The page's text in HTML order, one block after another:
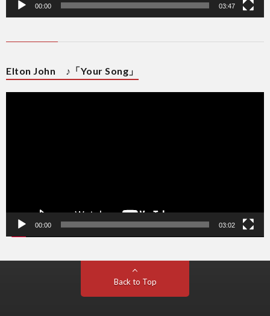
00:00 03:47
Elton John ♪「Your Song」
動
00:00 03:02
Back to Top